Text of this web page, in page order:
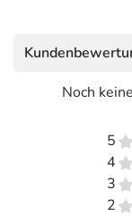
Noch
5
4
3
2